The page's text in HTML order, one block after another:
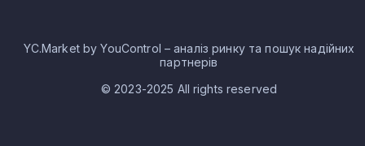
YC.Market by YouControl – аналіз ринку та пошук надійних
партнерів
© 2023-2025 All rights reserved